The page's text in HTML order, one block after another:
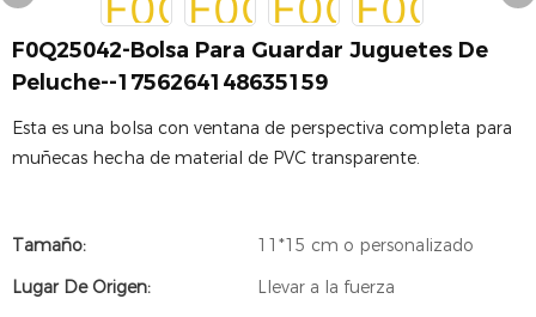
F0Q25042-Bolsa Para Guardar Juguetes De
Peluche--1756264148635159
Esta es una bolsa con ventana de perspectiva completa para
muñecas hecha de material de PVC transparente.
Tamaño:
11*15 cm o personalizado
Lugar De Origen:
Llevar a la fuerza